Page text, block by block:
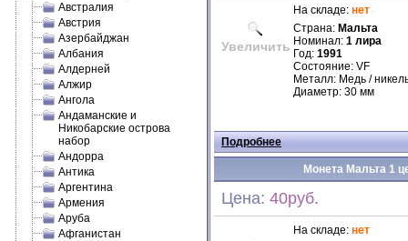
Австралия
Австрия
Азербайджан
Албания
Алдерней
Алжир
Ангола
Андаманские и
Никобарские острова
набор
Андорра
Антика
Аргентина
Армения
Аруба
Афганистан
Увеличить
На складе: нет
Страна: Мальта
Номинал: 1 лира
Год: 1991
Состояние: VF
Металл: Медь /
Диаметр: 30 мм
Подробнее
Монета Мальта 1
Цена: 40руб.
На складе: нет